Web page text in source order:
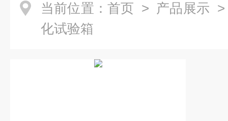
当前位置： 首页 > 产品展示
化试验箱